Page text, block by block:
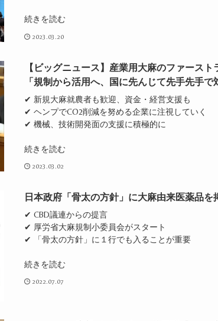
続きを読む
2023.03.20
【ビッグニュース】産業用大麻のファース
「規制から活用へ、国に先んじて先手先手で
✔ 新規大麻就農者も歓迎、資金・経営支援も
✔ ヘンプでCO2削減を努める企業に注視していく
✔ 機械、技術開発面の支援に積極的に
続きを読む
2023.03.02
日本政府「骨太の方針」に大麻由来医薬品を
✔ CBD議連からの提言
✔ 厚労省大麻規制小委員会がスタート
✔ 「骨太の方針」に１行でも入ることが重要
続きを読む
2022.07.07